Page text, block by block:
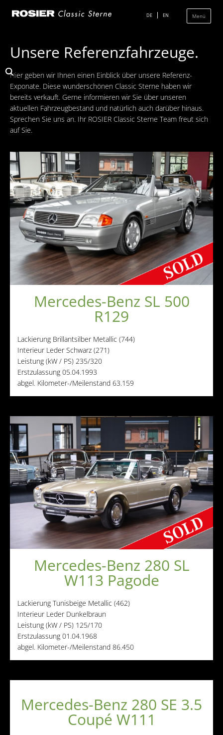
DE EN Menü
überspringen
Geschichte
Die Ausstellung
Team
Ankauf und Kommission
Die Ausstellung
Die Fahrzeuge
Fahrzeuge Mercedes
Andere Marken
Verkaufte Fahrzeuge
Kontakt
Impressum
Datenschutz
AGB
Haftungsausschluss
Unsere Referenzfahrzeuge.
Hier geben wir Ihnen einen Einblick über unsere Referenz-
Exponate. Diese wunderschönen Classic Sterne haben wir
bereits verkauft. Gerne informieren wir Sie über unseren
aktuellen Fahrzeugbestand und natürlich auch darüber hinaus.
Sprechen Sie uns an. Ihr ROSIER Classic Sterne Team freut sich
auf Sie.
Mercedes-Benz SL 500
R129
Lackierung Brillantsilber Metallic (744)
Interieur Leder Schwarz (271)
Leistung (kW / PS) 235/320
Erstzulassung 05.04.1993
abgel. Kilometer-/Meilenstand 63.159
Mercedes-Benz 280 SL
W113 Pagode
Lackierung Tunisbeige Metallic (462)
Interieur Leder Dunkelbraun
Leistung (kW / PS) 125/170
Erstzulassung 01.04.1968
abgel. Kilometer-/Meilenstand 86.450
Mercedes-Benz 280 SE 3.5
Coupé W111